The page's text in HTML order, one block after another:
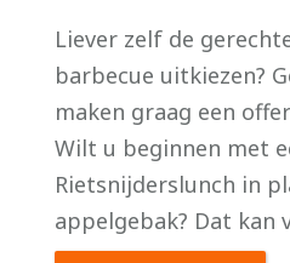
Liever zelf de
barbecue uitkiezen?
maken graag een
Wilt u beginnen met
Rietsnijderslunch in
appelgebak? Dat kan